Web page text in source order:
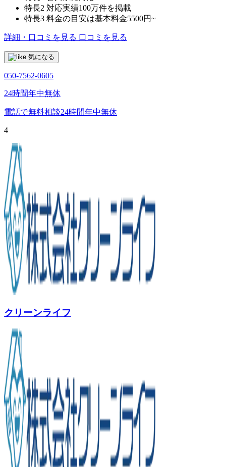
特長2 対応実績100万件を掲載
特長3 料金の目安は基本料金5500円~
詳細・口コミを見る 口コミを見る
気になる
050-7562-0605
24時間年中無休
電話で無料相談24時間年中無休
4
クリーンライフ